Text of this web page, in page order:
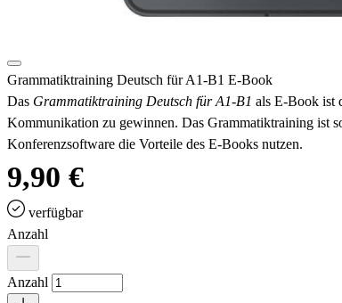
Grammatiktraining Deutsch für A1-B1 E-Book
Das Grammatiktraining Deutsch für A1-B1 als E-Book ist
Kommunikation zu gewinnen. Das Grammatiktraining ist
Konferenzsoftware die Vorteile des E-Books nutzen.
9,90 €
verfügbar
Anzahl
Anzahl